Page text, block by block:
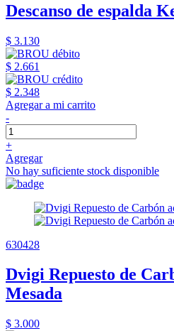
Descanso de espalda
$ 3.130
$ 2.661
$ 2.348
Agregar a mi carrito
-
+
Agregar
No hay suficiente stock disponible
630428
Dvigi Repuesto de
Mesada
$ 3.000